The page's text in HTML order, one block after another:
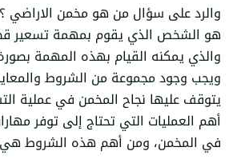
والرد على سؤال من هو مخمن الاراضي
هو الشخص الذي يقوم بمهمة تسعير
والذي يمكنه القيام بهذه المهمة
ويجب وجود مجموعة من الشروط
يتوقف عليها نجاح المخمن في عملية
أهم العمليات التي تحتاج إلى توفر
في المخمن، ومن أهم هذه الشروط